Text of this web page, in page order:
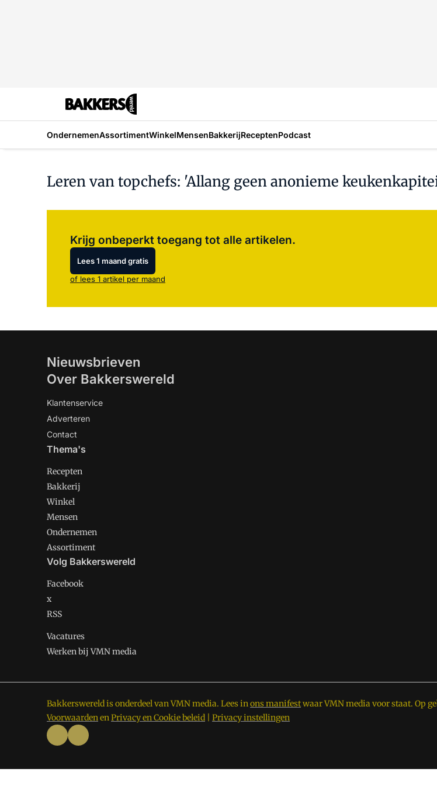
OndernemenAssortimentWinkelMensenBakkerijReceptenPodcast
Leren van topchefs: 'Allang geen anonieme
Krijg onbeperkt toegang tot alle artikelen.
Lees 1 maand gratis
of lees 1 artikel per maand
Nieuwsbrieven
Over Bakkerswereld
Klantenservice
Adverteren
Contact
Thema's
Recepten
Bakkerij
Winkel
Mensen
Ondernemen
Assortiment
Volg Bakkerswereld
Facebook
x
RSS
Vacatures
Werken bij VMN media
Bakkerswereld is onderdeel van VMN media. Lees inons manifestwaar VMN media voor staat. Op
VoorwaardenenPrivacy en Cookie beleid Privacy instellingen